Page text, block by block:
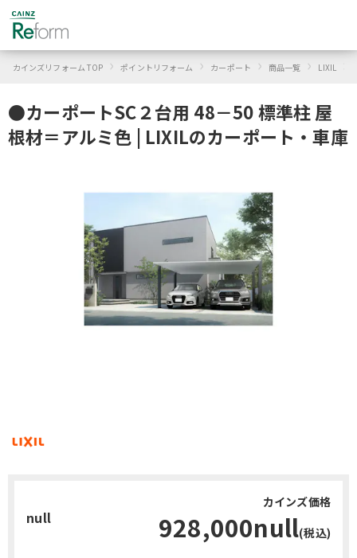
カインズリフォーム TOP › ポイントリフォーム › カーポート › 商品一覧 › LIXIL
●カーポートSC２台用 48－50 標準柱 屋
根材＝アルミ色 | LIXILのカーポート・車庫
null
カインズ価格
928,000null(税込)